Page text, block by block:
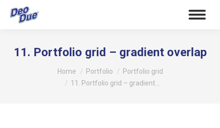
11. Portfolio grid – gradient overlap
Home Portfolio
Portfolio grid
11. Portfolio grid – gradient…